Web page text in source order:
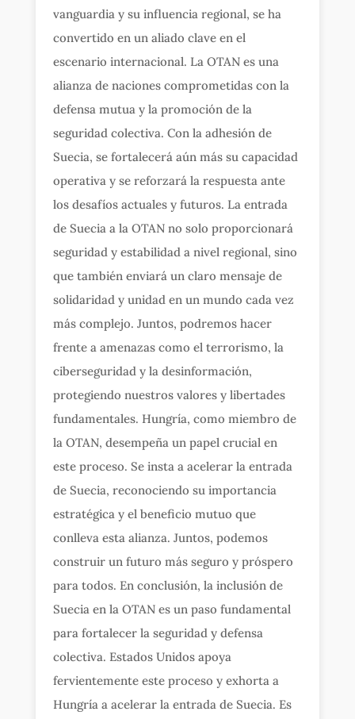
vanguardia y su influencia regional, se ha
convertido en un aliado clave en el
escenario internacional. La OTAN es una
alianza de naciones comprometidas con la
defensa mutua y la promoción de la
seguridad colectiva. Con la adhesión de
Suecia, se fortalecerá aún más su capacidad
operativa y se reforzará la respuesta ante
los desafíos actuales y futuros. La entrada
de Suecia a la OTAN no solo proporcionará
seguridad y estabilidad a nivel regional, sino
que también enviará un claro mensaje de
solidaridad y unidad en un mundo cada vez
más complejo. Juntos, podremos hacer
frente a amenazas como el terrorismo, la
ciberseguridad y la desinformación,
protegiendo nuestros valores y libertades
fundamentales. Hungría, como miembro de
la OTAN, desempeña un papel crucial en
este proceso. Se insta a acelerar la entrada
de Suecia, reconociendo su importancia
estratégica y el beneficio mutuo que
conlleva esta alianza. Juntos, podemos
construir un futuro más seguro y próspero
para todos. En conclusión, la inclusión de
Suecia en la OTAN es un paso fundamental
para fortalecer la seguridad y defensa
colectiva. Estados Unidos apoya
fervientemente este proceso y exhorta a
Hungría a acelerar la entrada de Suecia. Es